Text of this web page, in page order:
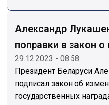
Александр
поправки в закон о
29.12.2023 - 08:58
Президент Беларуси
подписал закон об
государственных